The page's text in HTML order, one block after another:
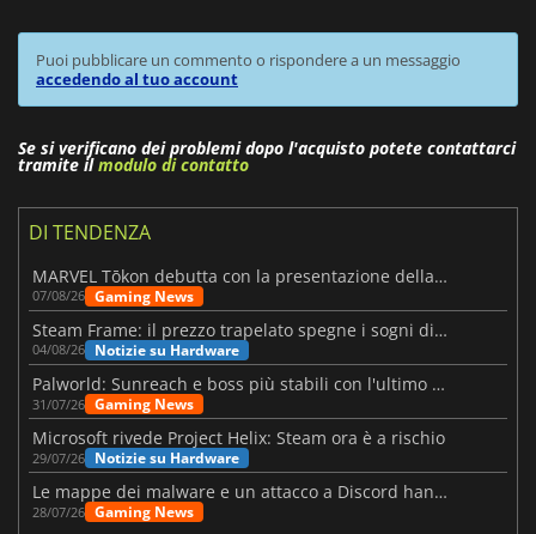
Puoi pubblicare un commento o rispondere a un messaggio
accedendo al tuo account
Se si verificano dei problemi dopo l'acquisto potete contattarci
tramite ilmodulo di contatto
DI TENDENZA
MARVEL Tōkon debutta con la presentazione della roadmap per il primo anno
07/08/26 Gaming News
Steam Frame: il prezzo trapelato spegne i sogni di un VR economico
04/08/26 Notizie su Hardware
Palworld: Sunreach e boss più stabili con l'ultimo update
31/07/26 Gaming News
Microsoft rivede Project Helix: Steam ora è a rischio
29/07/26 Notizie su Hardware
Le mappe dei malware e un attacco a Discord hanno colpito Meccha Chameleon
28/07/26 Gaming News